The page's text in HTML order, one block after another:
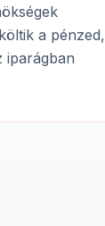
a pénzed,
iparágban